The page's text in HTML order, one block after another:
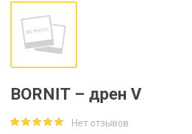
BORNIT – дрен V
Нет отзывов